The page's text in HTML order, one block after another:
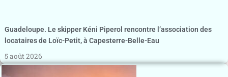
Guadeloupe. Le skipper Kéni Piperol rencontre l’association des
locataires de Loïc-Petit, à Capesterre-Belle-Eau
5 août 2026